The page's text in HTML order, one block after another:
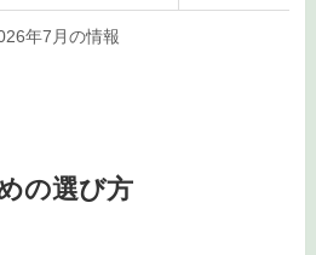
年7月の情報
の選び方